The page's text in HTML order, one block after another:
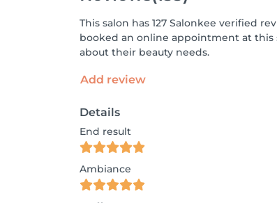
This salon has 127 Salonkee verified
booked an online appointment at this
about their beauty needs.
Add review
Details
End result
Ambiance